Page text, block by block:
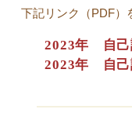
下記リンク（PDF）
2023年 自己
2023年 自己